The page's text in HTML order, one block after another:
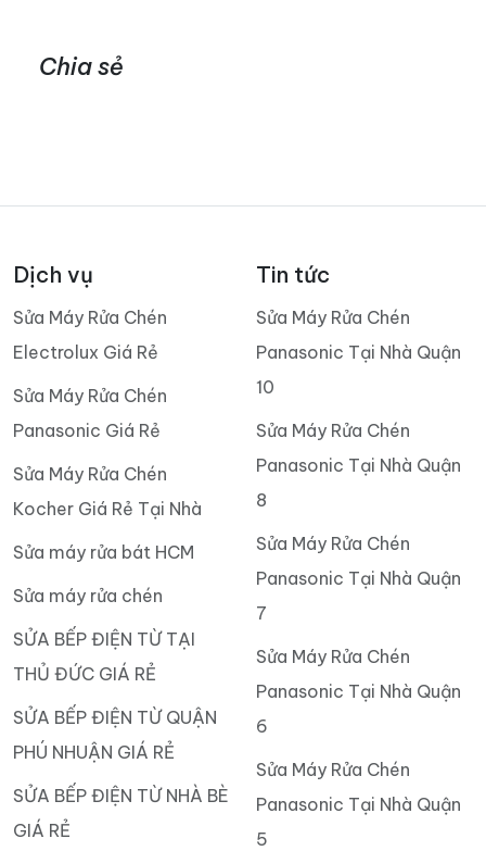
Chia sẻ
Dịch vụ
Sửa Máy Rửa Chén
Electrolux Giá Rẻ
Sửa Máy Rửa Chén
Panasonic Giá Rẻ
Sửa Máy Rửa Chén
Kocher Giá Rẻ Tại Nhà
Sửa máy rửa bát HCM
Sửa máy rửa chén
SỬA BẾP ĐIỆN TỪ TẠI
THỦ ĐỨC GIÁ RẺ
SỬA BẾP ĐIỆN TỪ QUẬN
PHÚ NHUẬN GIÁ RẺ
SỬA BẾP ĐIỆN TỪ NHÀ BÈ
GIÁ RẺ
Tin tức
Sửa Máy Rửa Chén
Panasonic Tại Nhà Quận
10
Sửa Máy Rửa Chén
Panasonic Tại Nhà Quận
8
Sửa Máy Rửa Chén
Panasonic Tại Nhà Quận
7
Sửa Máy Rửa Chén
Panasonic Tại Nhà Quận
6
Sửa Máy Rửa Chén
Panasonic Tại Nhà Quận
5